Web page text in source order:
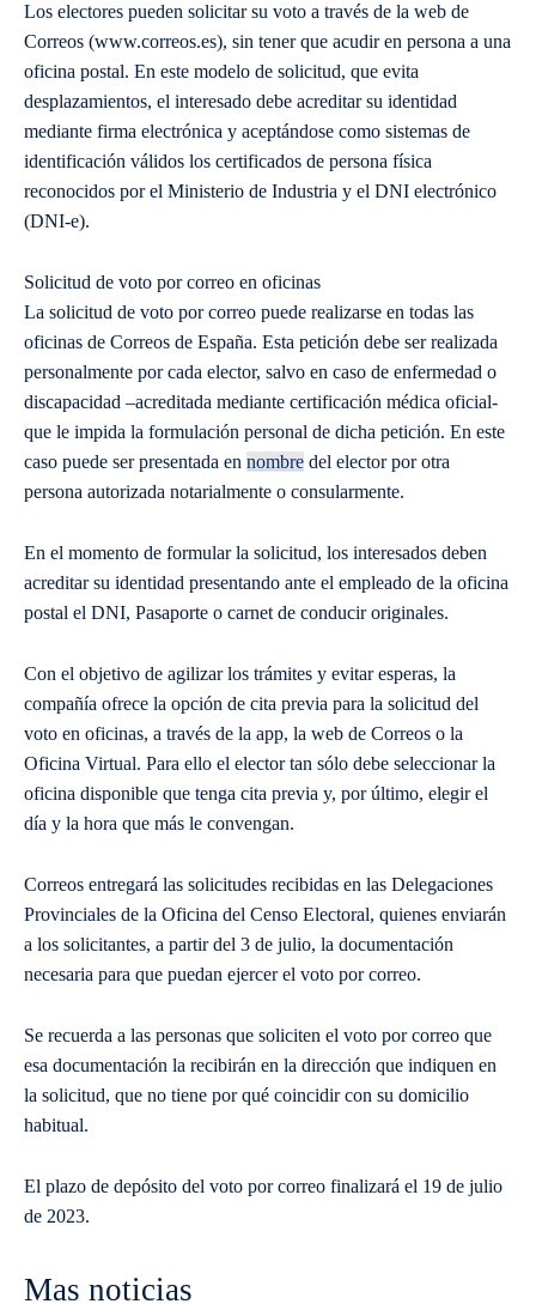
Los electores pueden solicitar su voto a través de la web de
Correos (www.correos.es), sin tener que acudir en persona a una
oficina postal. En este modelo de solicitud, que evita
desplazamientos, el interesado debe acreditar su identidad
mediante firma electrónica y aceptándose como sistemas de
identificación válidos los certificados de persona física
reconocidos por el Ministerio de Industria y el DNI electrónico
(DNI-e).
Solicitud de voto por correo en oficinas
La solicitud de voto por correo puede realizarse en todas las
oficinas de Correos de España. Esta petición debe ser realizada
personalmente por cada elector, salvo en caso de enfermedad o
discapacidad –acreditada mediante certificación médica oficial-
que le impida la formulación personal de dicha petición. En este
caso puede ser presentada en nombre del elector por otra
persona autorizada notarialmente o consularmente.
En el momento de formular la solicitud, los interesados deben
acreditar su identidad presentando ante el empleado de la oficina
postal el DNI, Pasaporte o carnet de conducir originales.
Con el objetivo de agilizar los trámites y evitar esperas, la
compañía ofrece la opción de cita previa para la solicitud del
voto en oficinas, a través de la app, la web de Correos o la
Oficina Virtual. Para ello el elector tan sólo debe seleccionar la
oficina disponible que tenga cita previa y, por último, elegir el
día y la hora que más le convengan.
Correos entregará las solicitudes recibidas en las Delegaciones
Provinciales de la Oficina del Censo Electoral, quienes enviarán
a los solicitantes, a partir del 3 de julio, la documentación
necesaria para que puedan ejercer el voto por correo.
Se recuerda a las personas que soliciten el voto por correo que
esa documentación la recibirán en la dirección que indiquen en
la solicitud, que no tiene por qué coincidir con su domicilio
habitual.
El plazo de depósito del voto por correo finalizará el 19 de julio
de 2023.
Mas noticias